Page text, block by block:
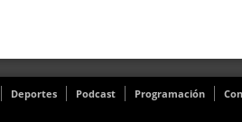
Deportes Podcast Programación